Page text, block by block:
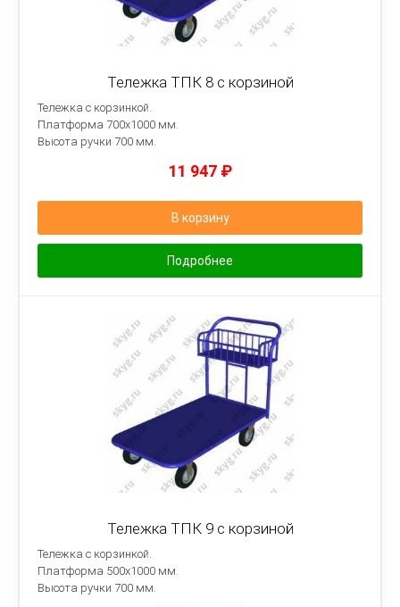
Тележка ТПК 8 с корзиной
Тележка с корзинкой.
Платформа 700х1000 мм.
Высота ручки 700 мм.
11 947 ₽
В корзину
Подробнее
Тележка ТПК 9 с корзиной
Тележка с корзинкой.
Платформа 500х1000 мм.
Высота ручки 700 мм.